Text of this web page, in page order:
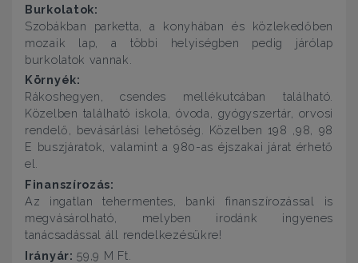
Burkolatok:
Szobákban parketta, a konyhában és közlekedőben
mozaik lap, a többi helyiségben pedig járólap
burkolatok vannak.
Környék:
Rákoshegyen, csendes mellékutcában található.
Közelben található iskola, óvoda, gyógyszertár, orvosi
rendelő, bevásárlási lehetőség. Közelben 198 ,98, 98
E buszjáratok, valamint a 980-as éjszakai járat érhető
el.
Finanszírozás:
Az ingatlan tehermentes, banki finanszírozással is
megvásárolható, melyben irodánk ingyenes
tanácsadással áll rendelkezésükre!
Irányár: 59,9 M Ft.